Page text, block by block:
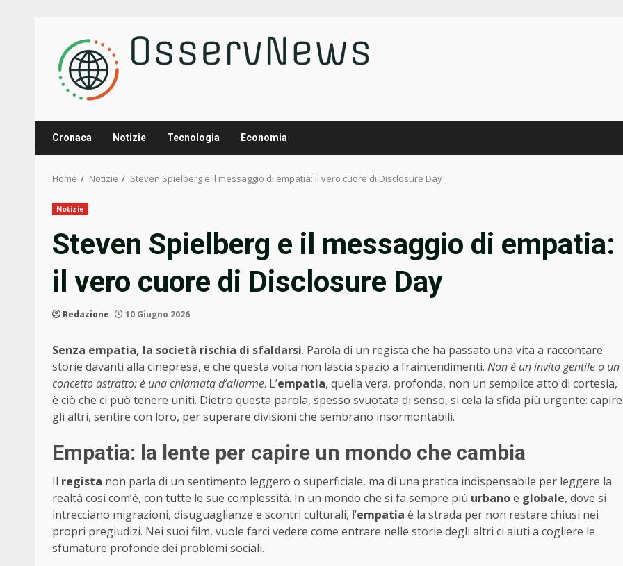
content
Cronaca Notizie Tecnologia Economia
Home Notizie Steven Spielberg e il messaggio di empatia: il vero cuore di Disclosure Day
Notizie
Steven Spielberg e il messaggio di empatia:
il vero cuore di Disclosure Day
Redazione 10 Giugno 2026
Senza empatia, la società rischia di sfaldarsi. Parola di un regista che ha passato una vita a raccontare
storie davanti alla cinepresa, e che questa volta non lascia spazio a fraintendimenti. Non è un invito gentile o un
concetto astratto: è una chiamata d’allarme. L’empatia, quella vera, profonda, non un semplice atto di cortesia,
è ciò che ci può tenere uniti. Dietro questa parola, spesso svuotata di senso, si cela la sfida più urgente: capire
gli altri, sentire con loro, per superare divisioni che sembrano insormontabili.
Empatia: la lente per capire un mondo che cambia
Il regista non parla di un sentimento leggero o superficiale, ma di una pratica indispensabile per leggere la
realtà così com’è, con tutte le sue complessità. In un mondo che si fa sempre più urbanoe globale, dove si
intrecciano migrazioni, disuguaglianze e scontri culturali, l’empatia è la strada per non restare chiusi nei
propri pregiudizi. Nei suoi film, vuole farci vedere come entrare nelle storie degli altri ci aiuti a cogliere le
sfumature profonde dei problemi sociali.